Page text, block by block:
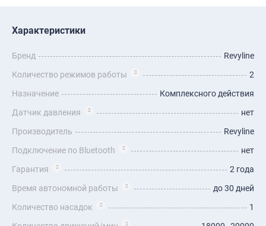
Характеристики
Бренд
Revyline
Количество режимов работы
2
Назначение
Комплексного действия
Датчик давления
нет
Производитель
Revyline
Подключение по Bluetooth
нет
Гарантия
2 года
Время автономной работы
до 30 дней
Количество насадок
1